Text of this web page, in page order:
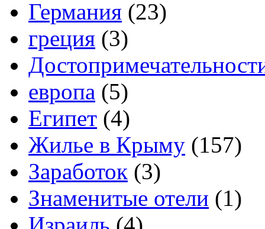
Германия (23)
греция (3)
европа (5)
Египет (4)
Жилье в Крыму (157)
Заработок (3)
Знаменитые отели (1)